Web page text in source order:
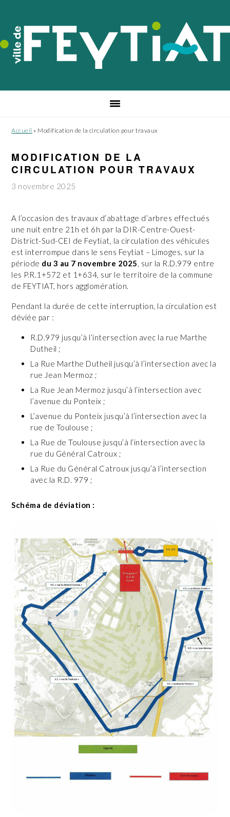
navigation
principale
contenu
principal
pied
de
page
Accueil » Modification de la circulation pour travaux
MODIFICATION DE LA
CIRCULATION POUR TRAVAUX
3 novembre 2025
A l’occasion des travaux d’abattage d’arbres effectués
une nuit entre 21h et 6h par la DIR-Centre-Ouest-
District-Sud-CEI de Feytiat, la circulation des véhicules
est interrompue dans le sens Feytiat – Limoges, sur la
période du 3 au 7 novembre 2025, sur la R.D.979 entre
les P.R.1+572 et 1+634, sur le territoire de la commune
de FEYTIAT, hors agglomération.
Pendant la durée de cette interruption, la circulation est
déviée par :
R.D.979 jusqu’à l’intersection avec la rue Marthe
Dutheil ;
La Rue Marthe Dutheil jusqu’à l’intersection avec la
rue Jean Mermoz ;
La Rue Jean Mermoz jusqu’à l’intersection avec
l’avenue du Ponteix ;
L’avenue du Ponteix jusqu’à l’intersection avec la
rue de Toulouse ;
La Rue de Toulouse jusqu’à l’intersection avec la
rue du Général Catroux ;
La Rue du Général Catroux jusqu’à l’intersection
avec la R.D. 979 ;
Schéma de déviation :